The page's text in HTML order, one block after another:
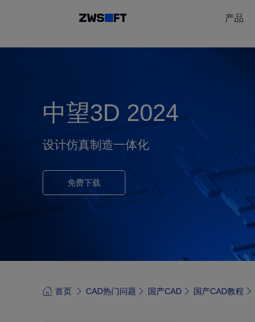
产品
中望3D 2024
设计仿真制造一体化
免费下载
首页 CAD热门问题 国产CAD 国产CAD教程